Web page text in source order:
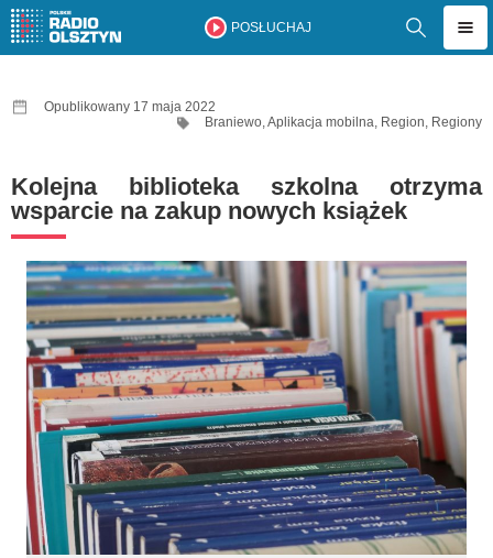
POSŁUCHAJ
Opublikowany 17 maja 2022
Braniewo,Aplikacja mobilna, Region, Regiony
Kolejna biblioteka szkolna otrzyma
wsparcie na zakup nowych książek